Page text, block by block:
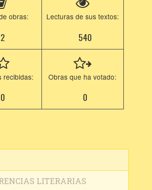
obras:
2
Lecturas de sus textos:
540
recibidas:
0
Obras que ha votado:
0
LITERARIAS